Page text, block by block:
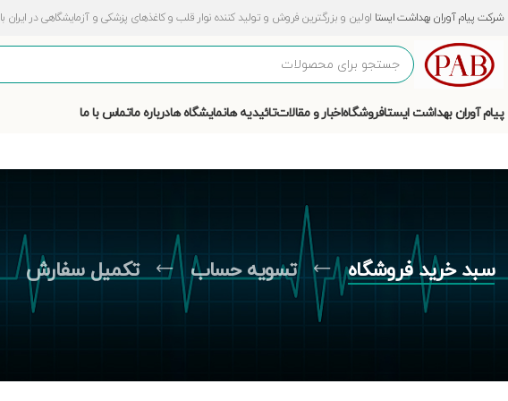
شرکت پیام آوران بهداشت ایستا اولین و بزرگترین فروش و تولید کننده نوار قلب و کاغذهای پزشکی و آزمایشگاهی در ایران با 20 سال سابقه
پیام آوران بهداشت ایستافروشگاهاخبار و مقالاتتائیدیه هانمایشگاه هادرباره ماتماس با ما
سبد خرید فروشگاه تسویه حساب تکمیل سفارش